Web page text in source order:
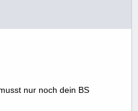
nur noch dein BS